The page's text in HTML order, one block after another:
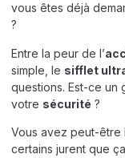
vous êtes déjà
?
Entre la peur de l’
simple, le sifflet
questions. Est-ce
votre sécurité ?
Vous avez peut-être
certains jurent que